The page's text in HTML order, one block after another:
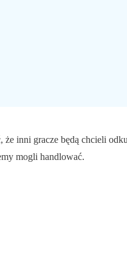
inni gracze będą chcieli
mogli handlować.